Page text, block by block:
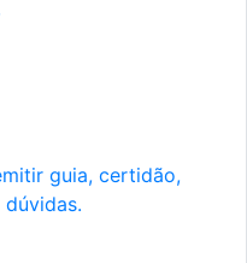
guia, certidão,